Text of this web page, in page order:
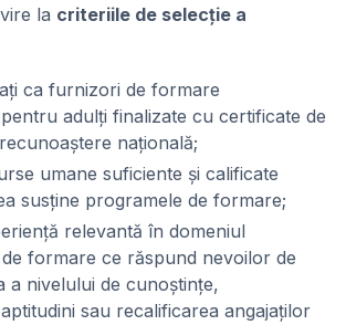
la criteriile de selecție a
ca furnizori de formare
adulți finalizate cu certificate de
națională;
umane suficiente și calificate
susține programele de formare;
relevantă în domeniul
formare ce răspund nevoilor de
a nivelului de cunoștințe,
sau recalificarea angajaților